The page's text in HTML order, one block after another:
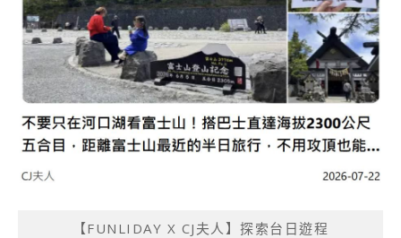
【FUNLIDAY X CJ夫人】探索台日遊程